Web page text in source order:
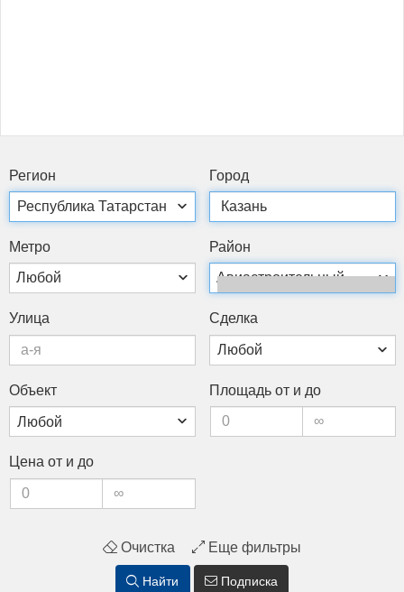
Ре­ги­он Го­род
Мет­ро
Любой
Рай­он
Авиастроительный
Ули­ца Сдел­ка
Объ­ект Пло­щадь от и до
Це­на от и до
Очистка Еще фильтры
Найти Подписка